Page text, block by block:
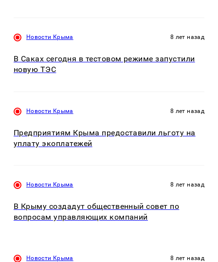
Новости Крыма 8 лет назад
В Саках сегодня в тестовом режиме запустили
новую ТЭС
Новости Крыма 8 лет назад
Предприятиям Крыма предоставили льготу на
уплату экоплатежей
Новости Крыма 8 лет назад
В Крыму создадут общественный совет по
вопросам управляющих компаний
Новости Крыма 8 лет назад